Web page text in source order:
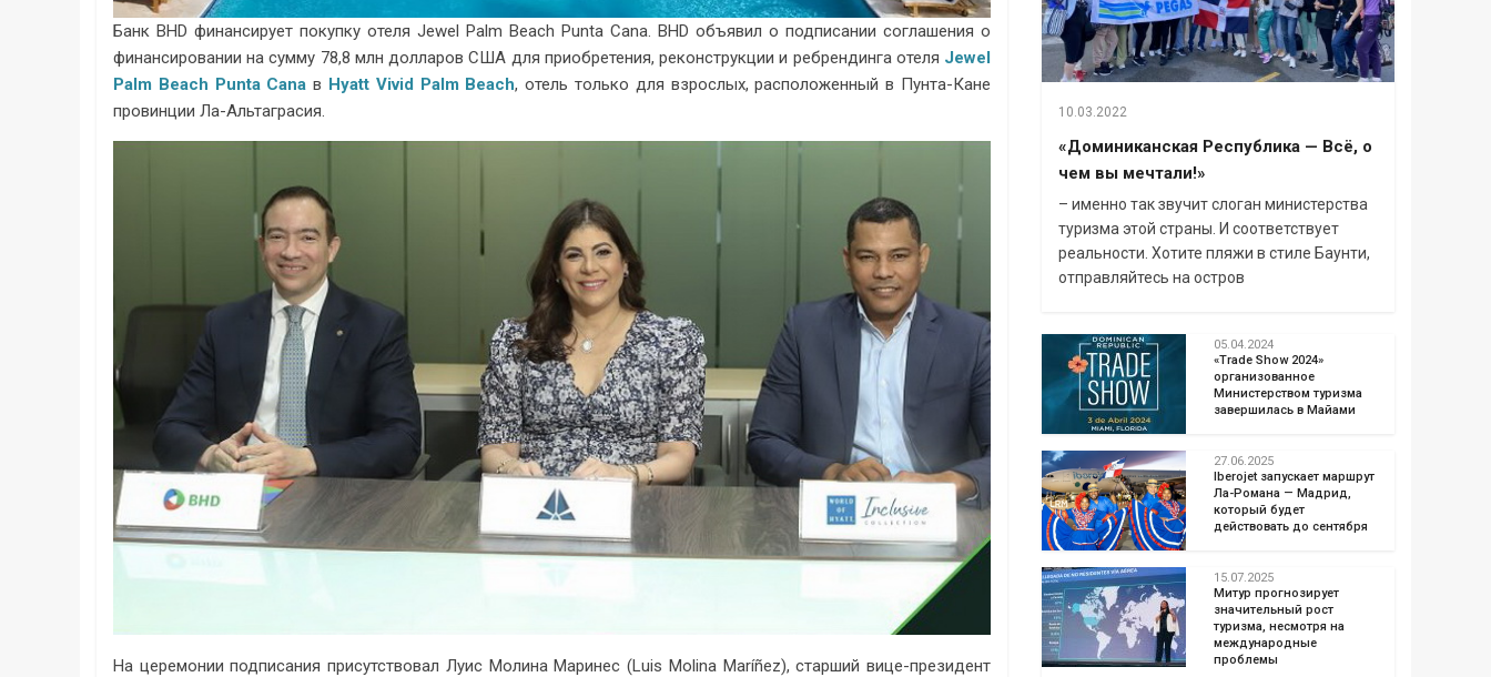
Банк BHD финансирует покупку отеля Jewel Palm Beach Punta Cana. BHD объявил о подписании соглашения о
финансировании на сумму 78,8 млн долларов США для приобретения, реконструкции и ребрендинга отеля Jewel
Palm Beach Punta Cana в Hyatt Vivid Palm Beach, отель только для взрослых, расположенный в Пунта-Кане
провинции Ла-Альтаграсия.
На церемонии подписания присутствовал Луис Молина Маринес (Luis Molina Maríñez), старший вице-президент
10.03.2022
«Доминиканская Республика — Всё, о
чем вы мечтали!»
– именно так звучит слоган министерства
туризма этой страны. И соответствует
реальности. Хотите пляжи в стиле Баунти,
отправляйтесь на остров
05.04.2024
«Trade Show 2024»
организованное
Министерством туризма
завершилась в Майами
27.06.2025
Iberojet запускает маршрут
Ла-Романа — Мадрид,
который будет
действовать до сентября
15.07.2025
Митур прогнозирует
значительный рост
туризма, несмотря на
международные
проблемы